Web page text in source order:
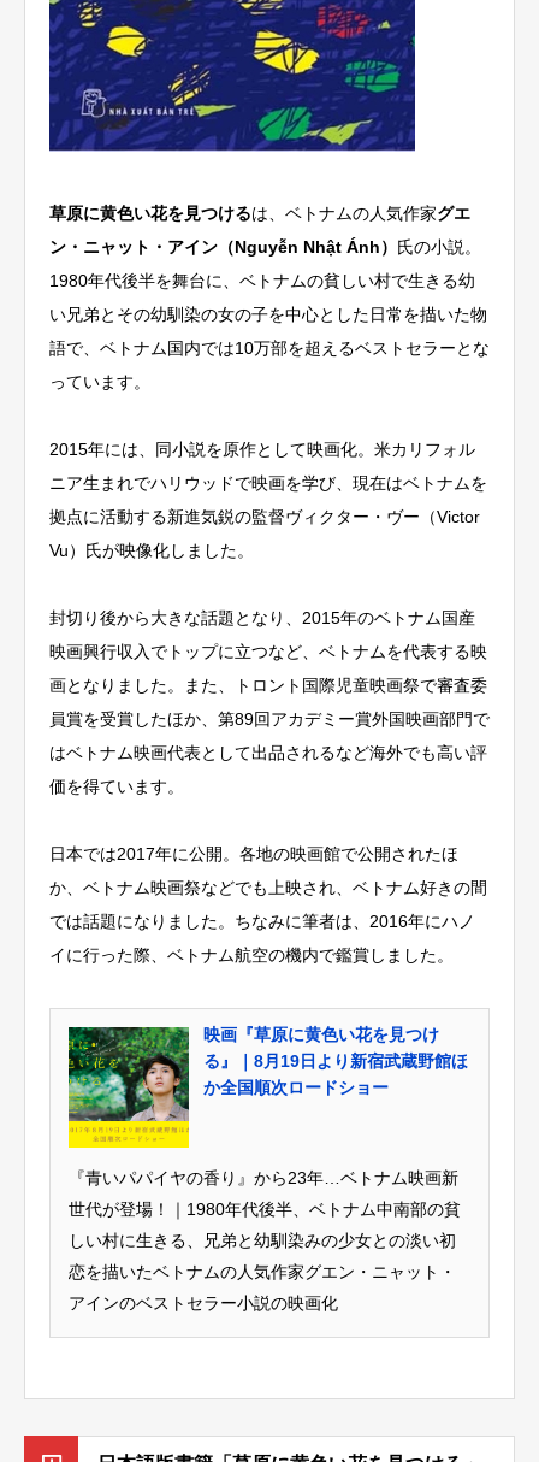
草原に黄色い花を見つけるは、ベトナムの人気作家グエ
ン・ニャット・アイン（Nguyễn Nhật Ánh） 氏の小説。
1980年代後半を舞台に、ベトナムの貧しい村で生きる幼
い兄弟とその幼馴染の女の子を中心とした日常を描いた物
語で、ベトナム国内では10万部を超えるベストセラーとな
っています。
2015年には、同小説を原作として映画化。米カリフォル
ニア生まれでハリウッドで映画を学び、現在はベトナムを
拠点に活動する新進気鋭の監督ヴィクター・ヴー（Victor
Vu）氏が映像化しました。
封切り後から大きな話題となり、2015年のベトナム国産
映画興行収入でトップに立つなど、ベトナムを代表する映
画となりました。また、トロント国際児童映画祭で審査委
員賞を受賞したほか、第89回アカデミー賞外国映画部門で
はベトナム映画代表として出品されるなど海外でも高い評
価を得ています。
日本では2017年に公開。各地の映画館で公開されたほ
か、ベトナム映画祭などでも上映され、ベトナム好きの間
では話題になりました。ちなみに筆者は、2016年にハノ
イに行った際、ベトナム航空の機内で鑑賞しました。
映画『草原に黄色い花を見つけ
る』｜8月19日より新宿武蔵野館ほ
か全国順次ロードショー
『青いパパイヤの香り』から23年…ベトナム映画新
世代が登場！｜1980年代後半、ベトナム中南部の貧
しい村に生きる、兄弟と幼馴染みの少女との淡い初
恋を描いたベトナムの人気作家グエン・ニャット・
アインのベストセラー小説の映画化